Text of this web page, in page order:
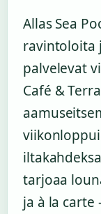
Allas Sea
ravintoloita
palvelevat
Café &
tarjoaa
ja à la